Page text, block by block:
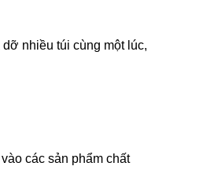
nhiều túi cùng một lúc,
các sản phẩm chất